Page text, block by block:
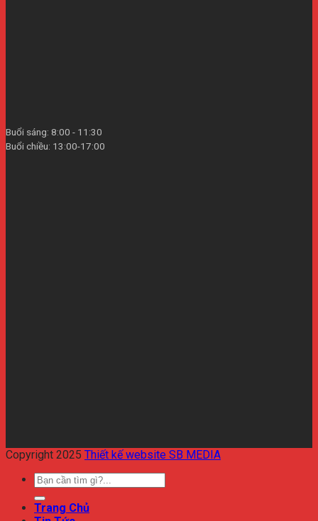
Buổi sáng: 8:00 - 11:30
Buổi chiều: 13:00-17:00
Copyright 2025 Thiết kế website SB MEDIA
Trang Chủ